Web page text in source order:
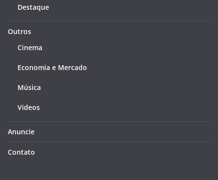
Destaque
Outros
Cinema
Economia e Mercado
Música
Videos
Anuncie
Contato